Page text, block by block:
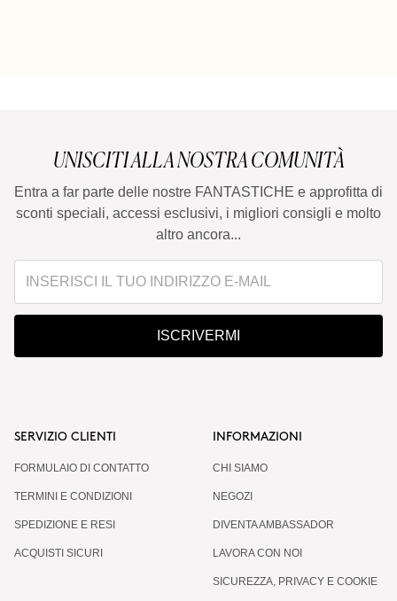
UNISCITI ALLA NOSTRA COMUNITÀ
Entra a far parte delle nostre FANTASTICHE e approfitta di
sconti speciali, accessi esclusivi, i migliori consigli e molto
altro ancora...
ISCRIVERMI
SERVIZIO CLIENTI
FORMULAIO DI CONTATTO
TERMINI E CONDIZIONI
SPEDIZIONE E RESI
ACQUISTI SICURI
INFORMAZIONI
CHI SIAMO
NEGOZI
DIVENTA AMBASSADOR
LAVORA CON NOI
SICUREZZA, PRIVACY E COOKIE